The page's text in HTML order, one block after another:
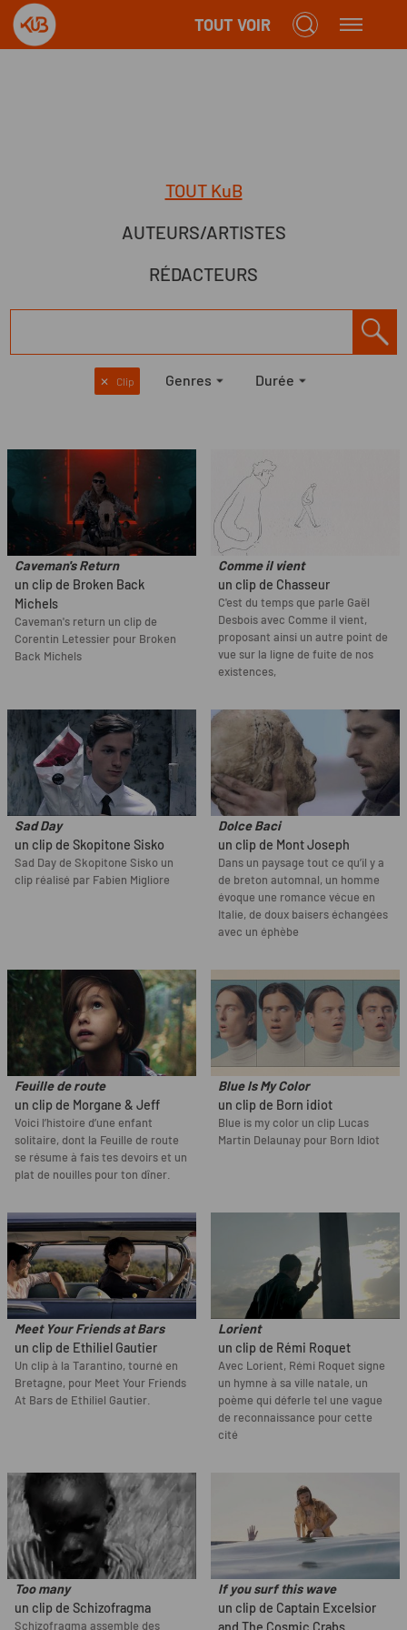
TOUT VOIR
TOUT KuB
AUTEURS/ARTISTES
RÉDACTEURS
✕ Clip Genres Durée
Caveman's Return
un clip de Broken Back
Michels
Caveman's return un clip de
Corentin Letessier pour Broken
Back Michels
Comme il vient
un clip de Chasseur
C'est du temps que parle Gaël
Desbois avec Comme il vient,
proposant ainsi un autre point de
vue sur la ligne de fuite de nos
existences,
Sad Day
un clip de Skopitone Sisko
Sad Day de Skopitone Sisko un
clip réalisé par Fabien Migliore
Dolce Baci
un clip de Mont Joseph
Dans un paysage tout ce qu’il y a
de breton automnal, un homme
évoque une romance vécue en
Italie, de doux baisers échangées
avec un éphèbe
Feuille de route
un clip de Morgane & Jeff
Voici l’histoire d’une enfant
solitaire, dont la Feuille de route
se résume à fais tes devoirs et un
plat de nouilles pour ton dîner.
Blue Is My Color
un clip de Born idiot
Blue is my color un clip Lucas
Martin Delaunay pour Born Idiot
Meet Your Friends at Bars
un clip de Ethiliel Gautier
Un clip à la Tarantino, tourné en
Bretagne, pour Meet Your Friends
At Bars de Ethiliel Gautier.
Lorient
un clip de Rémi Roquet
Avec Lorient, Rémi Roquet signe
un hymne à sa ville natale, un
poème qui déferle tel une vague
de reconnaissance pour cette
cité
Too many
un clip de Schizofragma
Schizofragma assemble des
If you surf this wave
un clip de Captain Excelsior